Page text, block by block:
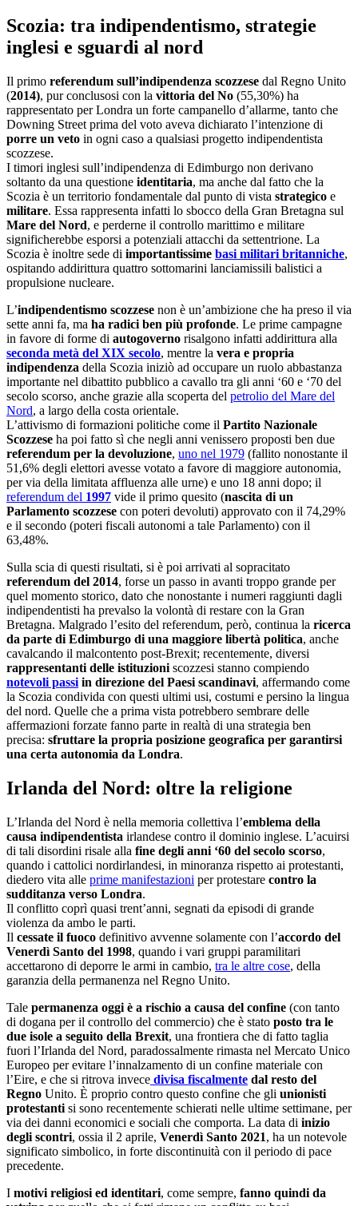
Scozia: tra indipendentismo, strategie
inglesi e sguardi al nord
Il primo referendum sull’indipendenza scozzese dal Regno Unito
(2014), pur conclusosi con la vittoria del No (55,30%) ha
rappresentato per Londra un forte campanello d’allarme, tanto che
Downing Street prima del voto aveva dichiarato l’intenzione di
porre un veto in ogni caso a qualsiasi progetto indipendentista
scozzese.
I timori inglesi sull’indipendenza di Edimburgo non derivano
soltanto da una questione identitaria, ma anche dal fatto che la
Scozia è un territorio fondamentale dal punto di vista strategico e
militare. Essa rappresenta infatti lo sbocco della Gran Bretagna sul
Mare del Nord, e perderne il controllo marittimo e militare
significherebbe esporsi a potenziali attacchi da settentrione. La
Scozia è inoltre sede di importantissime basi militari britanniche,
ospitando addirittura quattro sottomarini lanciamissili balistici a
propulsione nucleare.
L’indipendentismo scozzese non è un’ambizione che ha preso il via
sette anni fa, ma ha radici ben più profonde. Le prime campagne
in favore di forme di autogoverno risalgono infatti addirittura alla
seconda metà del XIX secolo, mentre la vera e propria
indipendenza della Scozia iniziò ad occupare un ruolo abbastanza
importante nel dibattito pubblico a cavallo tra gli anni ‘60 e ‘70 del
secolo scorso, anche grazie alla scoperta del petrolio del Mare del
Nord, a largo della costa orientale.
L’attivismo di formazioni politiche come il Partito Nazionale
Scozzese ha poi fatto sì che negli anni venissero proposti ben due
referendum per la devoluzione, uno nel 1979 (fallito nonostante il
51,6% degli elettori avesse votato a favore di maggiore autonomia,
per via della limitata affluenza alle urne) e uno 18 anni dopo; il
referendum del 1997 vide il primo quesito (nascita di un
Parlamento scozzese con poteri devoluti) approvato con il 74,29%
e il secondo (poteri fiscali autonomi a tale Parlamento) con il
63,48%.
Sulla scia di questi risultati, si è poi arrivati al sopracitato
referendum del 2014, forse un passo in avanti troppo grande per
quel momento storico, dato che nonostante i numeri raggiunti dagli
indipendentisti ha prevalso la volontà di restare con la Gran
Bretagna. Malgrado l’esito del referendum, però, continua la ricerca
da parte di Edimburgo di una maggiore libertà politica, anche
cavalcando il malcontento post-Brexit; recentemente, diversi
rappresentanti delle istituzioni scozzesi stanno compiendo
notevoli passi in direzione del Paesi scandinavi, affermando come
la Scozia condivida con questi ultimi usi, costumi e persino la lingua
del nord. Quelle che a prima vista potrebbero sembrare delle
affermazioni forzate fanno parte in realtà di una strategia ben
precisa: sfruttare la propria posizione geografica per garantirsi
una certa autonomia da Londra.
Irlanda del Nord: oltre la religione
L’Irlanda del Nord è nella memoria collettiva l’emblema della
causa indipendentista irlandese contro il dominio inglese. L’acuirsi
di tali disordini risale alla fine degli anni ‘60 del secolo scorso,
quando i cattolici nordirlandesi, in minoranza rispetto ai protestanti,
diedero vita alle prime manifestazioni per protestare contro la
sudditanza verso Londra.
Il conflitto coprì quasi trent’anni, segnati da episodi di grande
violenza da ambo le parti.
Il cessate il fuoco definitivo avvenne solamente con l’accordo del
Venerdì Santo del 1998, quando i vari gruppi paramilitari
accettarono di deporre le armi in cambio, tra le altre cose, della
garanzia della permanenza nel Regno Unito.
Tale permanenza oggi è a rischio a causa del confine (con tanto
di dogana per il controllo del commercio) che è stato posto tra le
due isole a seguito della Brexit, una frontiera che di fatto taglia
fuori l’Irlanda del Nord, paradossalmente rimasta nel Mercato Unico
Europeo per evitare l’innalzamento di un confine materiale con
l’Eire, e che si ritrova invece divisa fiscalmente dal resto del
Regno Unito. È proprio contro questo confine che gli unionisti
protestanti si sono recentemente schierati nelle ultime settimane, per
via dei danni economici e sociali che comporta. La data di inizio
degli scontri, ossia il 2 aprile, Venerdì Santo 2021, ha un notevole
significato simbolico, in forte discontinuità con il periodo di pace
precedente.
I motivi religiosi ed identitari, come sempre, fanno quindi da